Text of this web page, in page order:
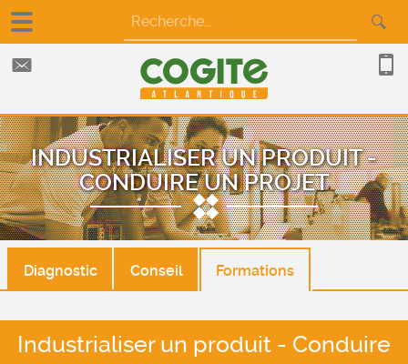
INDUSTRIALISER UN PRODUIT -
CONDUIRE UN PROJET
Diagnostic Conseil Formations
Industrialiser un produit - Conduire